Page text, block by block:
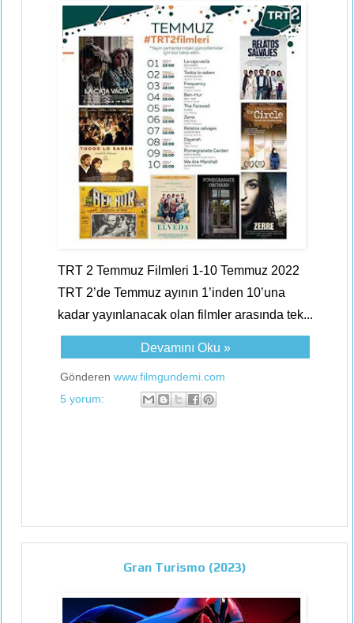
TRT 2 Temmuz Filmleri 1-10 Temmuz 2022
TRT 2’de Temmuz ayının 1’inden 10’una
kadar yayınlanacak olan filmler arasında tek...
Devamını Oku »
Gönderen www.filmgundemi.com
5 yorum:
Gran Turismo (2023)